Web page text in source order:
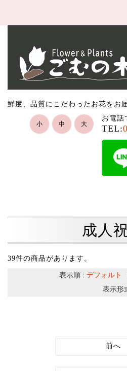
鮮度、品質にこだわったお花をお
お電話
TEL:
小 中 大
成人
39件の商品があります。
表示順 : デフォルト
表示形
前へ